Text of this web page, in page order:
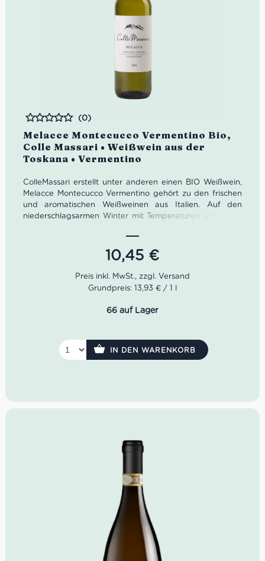
Melacce Montecucco Vermentino Bio,
Colle Massari • Weißwein aus der
Toskana • Vermentino
Bewertet
(0)
ColleMassari erstellt unter anderen einen BIO Weißwein,
Melacce Montecucco Vermentino gehört zu den frischen
und aromatischen Weißweinen aus Italien. Auf den
niederschlagsarmen Winter mit Temperaturen über dem
geringen Regenfällen und schon in den ersten Maitagen
ansteigenden Temperaturen geprägt war. Der lange
erwartete Regen fiel am 10. und 21. August, die
Temperaturen gingen leicht zurück und die Trauben
konnten rehydrieren, was ihre Reifung mit gutem Zucker-
und Säuregehalt begünstigte. Die Ernte des Vermentino
begann am 10. September.
Idealer Versandkarton: 21 Flasche
10,45 €
Grundpreis: 13,93 € / 1 l
66 auf Lager
IN DEN WARENKORB